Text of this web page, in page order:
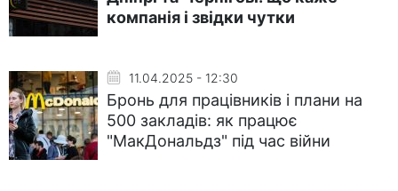
компанія і звідки чутки
11.04.2025 - 12:30
Бронь для працівників і плани на
500 закладів: як працює
"МакДональдз" під час війни